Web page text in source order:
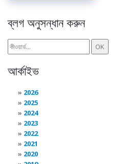
ব্লগ অনুসন্ধান করুন
আর্কাইভ
2026
2025
2024
2023
2022
2021
2020